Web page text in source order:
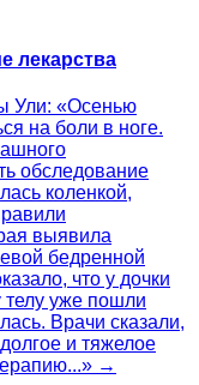
лекарства
Ули: «Осенью
на боли в ноге.
обследование
коленкой,
выявила
бедренной
что у дочки
телу уже пошли
Врачи сказали,
и тяжелое
→